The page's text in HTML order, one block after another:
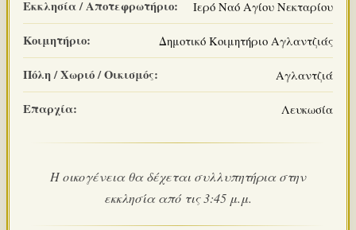
Εκκλησία / Αποτεφρωτήριο: Ιερό Ναό Αγίου Νεκταρίου
Κοιμητήριο: Δημοτικό Κοιμητήριο Αγλαντζιάς
Πόλη / Χωριό / Οικισμός: Αγλαντζιά
Επαρχία: Λευκωσία
Η οικογένεια θα δέχεται συλλυπητήρια στην
εκκλησία από τις 3:45 μ.μ.